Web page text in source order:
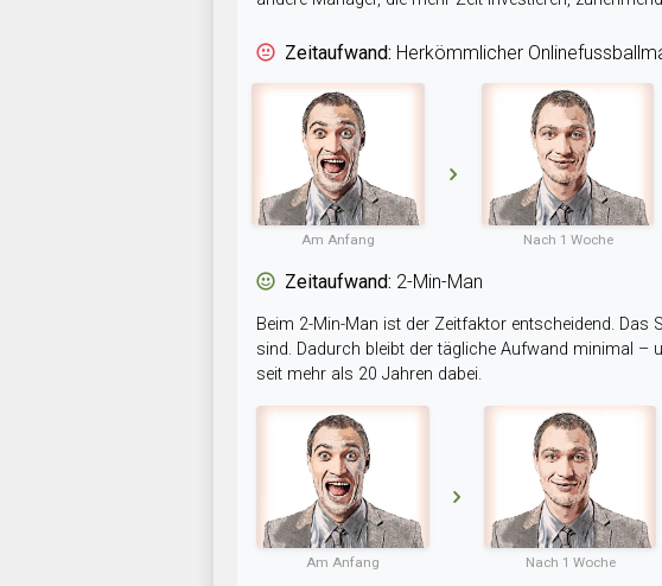
Zeitaufwand: Herkömmlicher
Am Anfang Nach 1 Woche
Zeitaufwand: 2-Min-Man
Beim 2-Min-Man ist der Zeitfaktor entscheidend.
sind. Dadurch bleibt der tägliche Aufwand minimal
seit mehr als 20 Jahren dabei.
Am Anfang Nach 1 Woche